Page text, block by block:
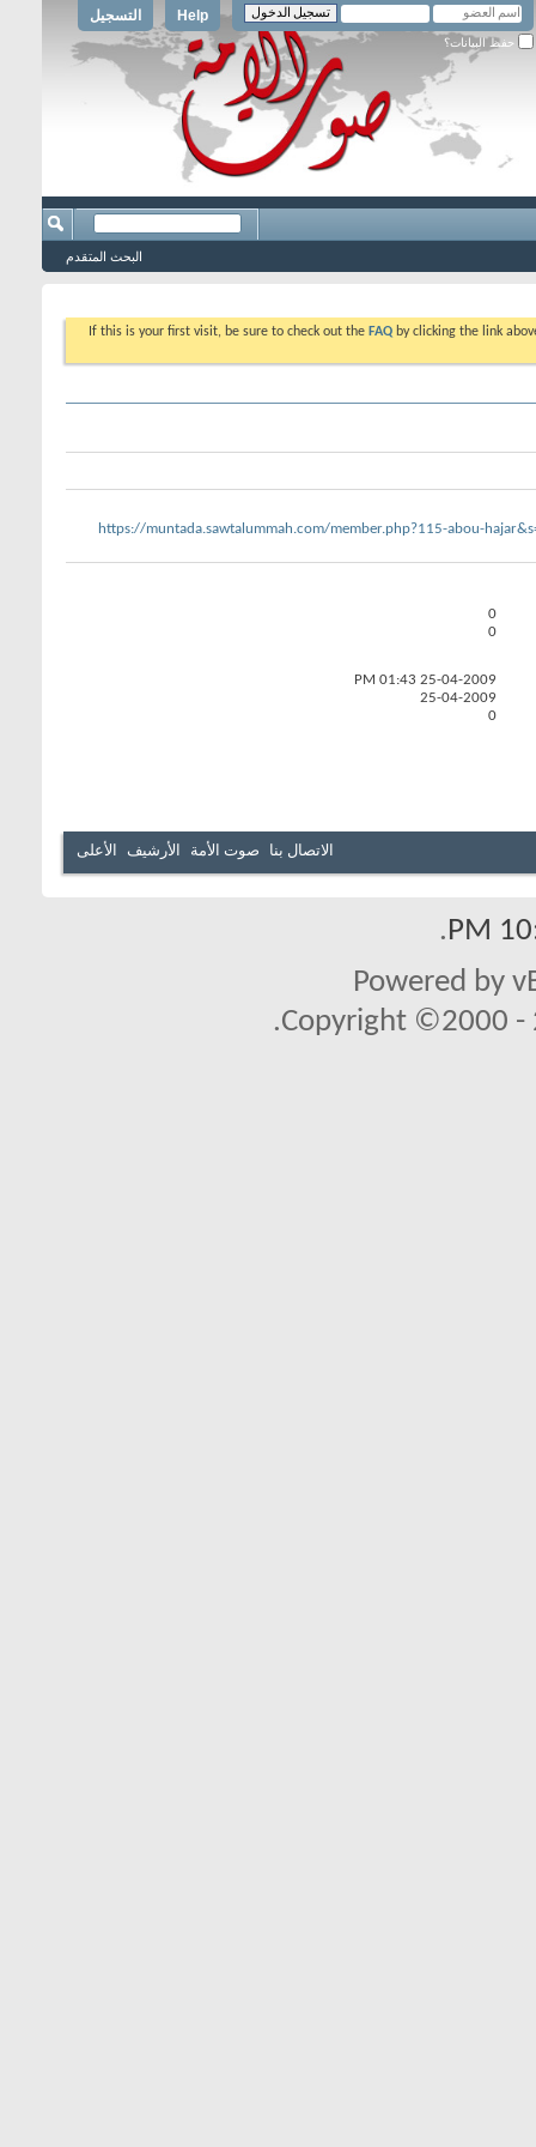
التسجيل Help
حفظ البيانات؟
البحث المتقدم
If this is your first visit, be sure to check out the FAQ by clicking the link
https://muntada.sawtalummah.com/member.php?115-abou-
0
0
25-04-2009
01:43 PM
25-04-2009
0
الاتصال بنا صوت الأمة الأرشيف الأعلى
.
Powered by
Copyright ©2000 -